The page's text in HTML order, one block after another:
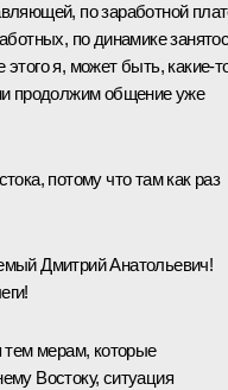
по заработной
по динамике
я, может быть,
продолжим общение уже
потому что там как раз
Дмитрий Анатольевич!
тем мерам, которые
Востоку, ситуация